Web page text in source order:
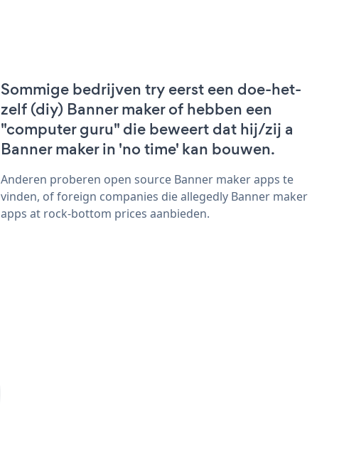
Sommige bedrijven try eerst een doe-het-
zelf (diy) Banner maker of hebben een
"computer guru" die beweert dat hij/zij a
Banner maker in 'no time' kan bouwen.
Anderen proberen open source Banner maker apps te
vinden, of foreign companies die allegedly Banner maker
apps at rock-bottom prices aanbieden.